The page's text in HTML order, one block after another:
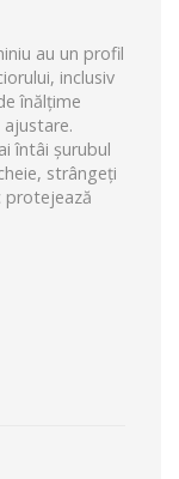
au un profil
inclusiv
înălțime
întâi șurubul
strângeți
protejează